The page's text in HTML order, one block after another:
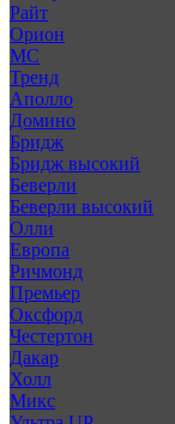
Райт
Орион
МС
Тренд
Аполло
Домино
Бридж
Бридж высокий
Беверли
Беверли высокий
Олли
Европа
Ричмонд
Премьер
Оксфорд
Честертон
Дакар
Холл
Микс